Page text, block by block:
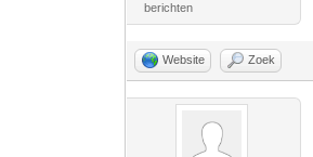
berichten
Website Zoek